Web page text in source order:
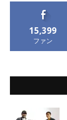
15,399
ファン